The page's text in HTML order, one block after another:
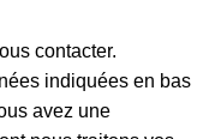
contacter.
indiquées en bas
avez une